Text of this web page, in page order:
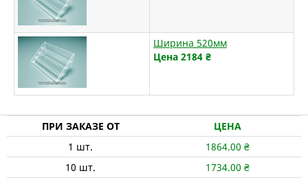
Ширина 520мм
Цена 2184 ₴
ПРИ ЗАКАЗЕ ОТ
ЦЕНА
1 шт. 1864.00 ₴
10 шт. 1734.00 ₴